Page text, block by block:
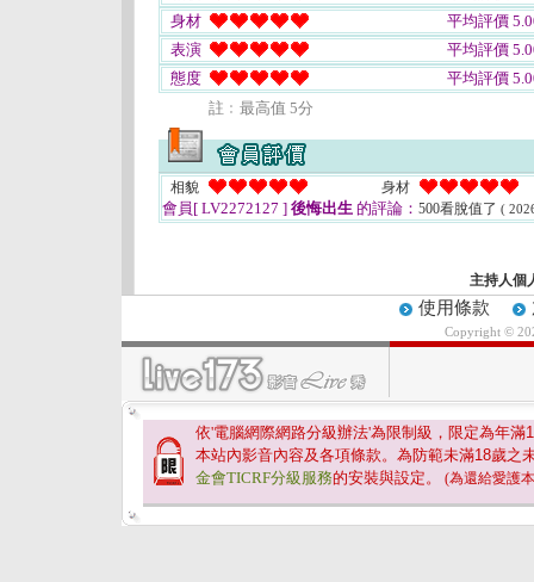
身材
平均評價
表演
平均評價
態度
平均評價
註﹕最高值 5分
相貌 身材
會員[ LV2272127 ] 後悔出生 的評論： 500看脫值了 (
主持人個
使用條款
Copyright ©
依'電腦網際網路分級辦法'為限制級，限定為年滿
本站內影音內容及各項條款。為防範未滿18歲之
金會TICRF分級服務的安裝與設定。 (為還給愛護